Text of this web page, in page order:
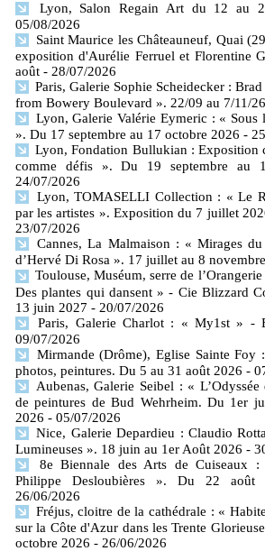
Lyon, Salon Regain Art du 12 au
05/08/2026
Saint Maurice les Châteauneuf, Quai
exposition d'Aurélie Ferruel et Florentine
août - 28/07/2026
Paris, Galerie Sophie Scheidecker :
from Bowery Boulevard ». 22/09 au 7/11/26
Lyon, Galerie Valérie Eymeric : « Sous
». Du 17 septembre au 17 octobre 2026 -
Lyon, Fondation Bullukian : Exposition
comme défis ». Du 19 septembre au
24/07/2026
Lyon, TOMASELLI Collection : « Le
par les artistes ». Exposition du 7 juillet
23/07/2026
Cannes, La Malmaison : « Mirages
d’Hervé Di Rosa ». 17 juillet au 8
Toulouse, Muséum, serre de
Des plantes qui dansent » - Cie Blizzard
13 juin 2027 - 20/07/2026
Paris, Galerie Charlot : « My1st » -
09/07/2026
Mirmande (Drôme), Eglise Sainte Foy
photos, peintures. Du 5 au 31 août 2026 -
Aubenas, Galerie Seibel : «
de peintures de Bud Wehrheim. Du 1er
2026 - 05/07/2026
Nice, Galerie Depardieu : Claudio
Lumineuses ». 18 juin au 1er Août 2026 -
8e Biennale des Arts de Cuiseaux
Philippe Desloubières ». Du 22 août
26/06/2026
Fréjus, cloitre de la cathédrale : «
sur la Côte d'Azur dans les Trente
octobre 2026 - 26/06/2026